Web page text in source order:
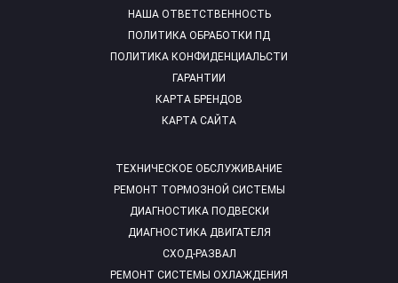
ТЕХНИЧЕСКОЕ ОБСЛУЖИВАНИЕ
РЕМОНТ ТОРМОЗНОЙ СИСТЕМЫ
ДИАГНОСТИКА ПОДВЕСКИ
ДИАГНОСТИКА ДВИГАТЕЛЯ
СХОД-РАЗВАЛ
РЕМОНТ СИСТЕМЫ ОХЛАЖДЕНИЯ
НАША ОТВЕТСТВЕННОСТЬ
ПОЛИТИКА ОБРАБОТКИ ПД
ПОЛИТИКА КОНФИДЕНЦИАЛЬСТИ
ГАРАНТИИ
КАРТА БРЕНДОВ
КАРТА САЙТА